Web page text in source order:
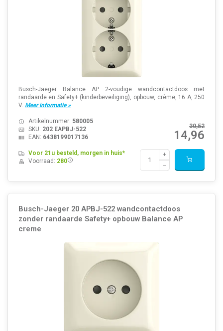
Busch-Jaeger Balance AP 2-voudige wandcontactdoos met
randaarde en Safety+ (kinderbeveiliging), opbouw, crème, 16 A, 250
V. Meer informatie »
30,52
14,96
Artikelnummer: 580005
SKU: 202 EAPBJ-522
EAN: 6438199017136
Voor 21u besteld, morgen in huis*
Voorraad: 280
Busch-Jaeger 20 APBJ-522 wandcontactdoos
zonder randaarde Safety+ opbouw Balance AP
creme